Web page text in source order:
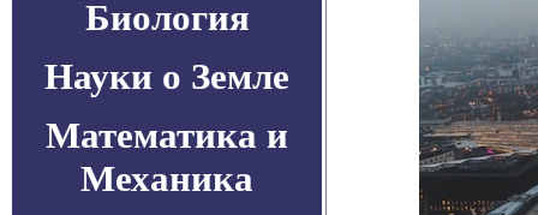
Биология
Науки о Земле
Математика и
Механика